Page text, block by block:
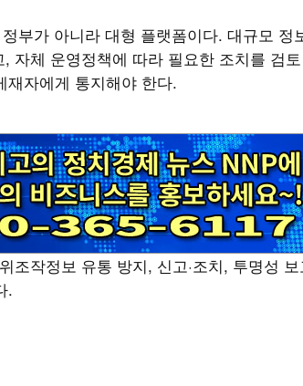
부가 아니라 대형 플랫폼이다. 대규모 정
자체 운영정책에 따라 필요한 조치를 검토
자에게 통지해야 한다.
조작정보 유통 방지, 신고·조치, 투명성
.